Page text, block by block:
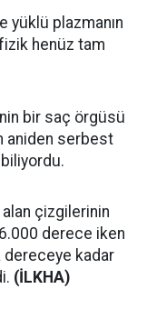
yüklü plazmanın
henüz tam
bir saç örgüsü
aniden serbest
biliyordu.
çizgilerinin
derece iken
dereceye kadar
(İLKHA)